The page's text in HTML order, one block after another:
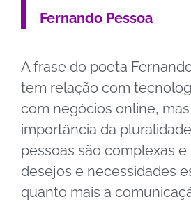
Fernando Pessoa
A frase do poeta
tem relação com
com negócios online,
importância da
pessoas são complexas
desejos e necessidades
quanto mais a